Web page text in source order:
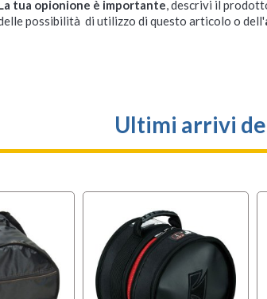
tua opionione è importante, descrivi il
possibilità di utilizzo di questo articolo o dell'
Ultimi arrivi